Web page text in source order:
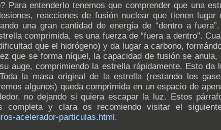
Para entenderlo tenemos que comprender que una
reacciones de fusión nuclear que tienen
una gran cantidad de energía de “dentro a
comprimida, es una fuerza de “fuera a dentro”.
que el hidrógeno) y da lugar a carbono,
que se forma níquel, la capacidad de fusión se
auge, comprimiendo la estrella rápidamente. Esto
la masa original de la estrella (restando los
algunos) queda comprimida en un espacio de
no dejando si quiera escapar la luz. Estos
completa y clara os recomiendo visitar el
acelerador-particulas.html.